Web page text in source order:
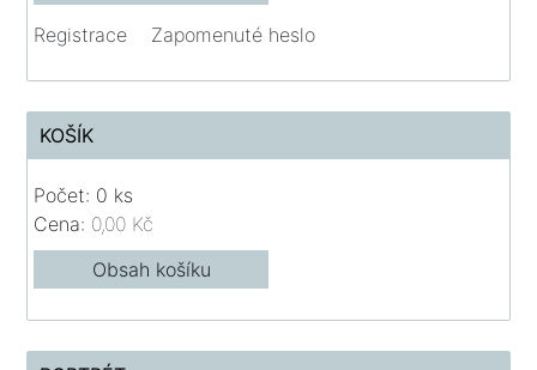
Registrace Zapomenuté heslo
KOŠÍK
Počet: 0 ks
Cena: 0,00 Kč
Obsah košíku